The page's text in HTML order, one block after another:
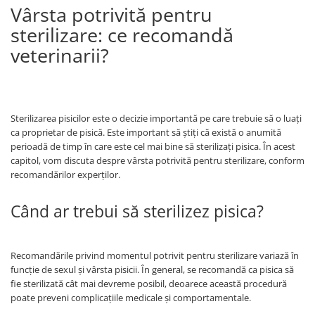
Vârsta potrivită pentru
sterilizare: ce recomandă
veterinarii?
Sterilizarea pisicilor este o decizie importantă pe care trebuie să o luați
ca proprietar de pisică. Este important să știți că există o anumită
perioadă de timp în care este cel mai bine să sterilizați pisica. În acest
capitol, vom discuta despre vârsta potrivită pentru sterilizare, conform
recomandărilor experților.
Când ar trebui să sterilizez pisica?
Recomandările privind momentul potrivit pentru sterilizare variază în
funcție de sexul și vârsta pisicii. În general, se recomandă ca pisica să
fie sterilizată cât mai devreme posibil, deoarece această procedură
poate preveni complicațiile medicale și comportamentale.